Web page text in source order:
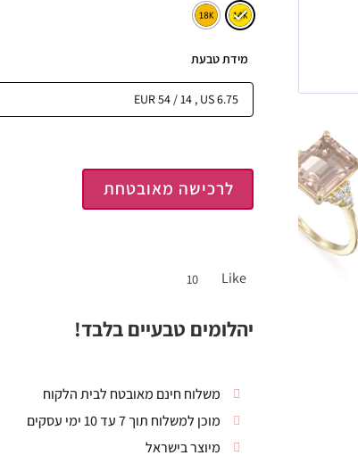
מידת טבעת
לרכישה מאובטחת
Like
10
יהלומים טבעיים בלבד!
משלוח חינם מאובטח לבית הלקוח
מוכן למשלוח תוך 7 עד 10 ימי עסקים
מיוצר בישראל